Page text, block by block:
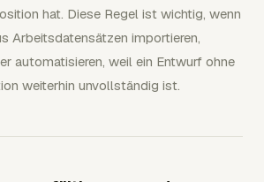
hat. Diese Regel ist wichtig, wenn
Arbeitsdatensätzen importieren,
automatisieren, weil ein Entwurf ohne
weiterhin unvollständig ist.